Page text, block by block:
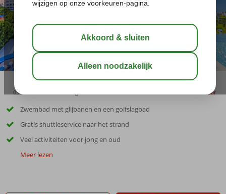
03:45 bewaar
Zwembad met glijbanen en een golfslagbad
Gratis shuttleservice naar het strand
Veel activiteiten voor jong en oud
Meer lezen